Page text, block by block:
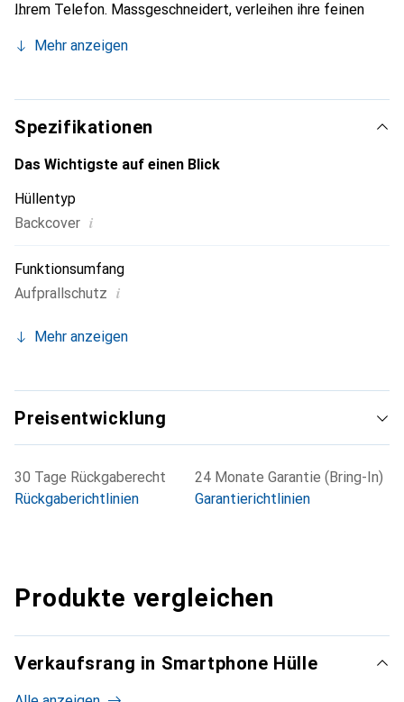
Ihrem Telefon. Massgeschneidert, verleihen ihre feinen
und unverzichtbaren Accessoire Ihres Smartphones.
die Marke Noreve eine sichere Wahl für eine
anspruchsvolle Kundschaft.
Mehr anzeigen
Spezifikationen
Das Wichtigste auf einen Blick
Hüllentyp
Backcover i
Funktionsumfang
Aufprallschutz i
Mehr anzeigen
Preisentwicklung
30 Tage Rückgaberecht
Rückgaberichtlinien
24 Monate Garantie (Bring-In)
Garantierichtlinien
Produkte vergleichen
Verkaufsrang in Smartphone Hülle